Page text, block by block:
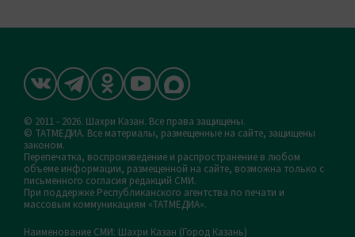
© 2011 - 2026. Шахри Казан. Все права защищены.
© ТАТМЕДИА. Все материалы, размещенные на сайте, защищены
законом.
Перепечатка, воспроизведение и распространение в любом
объеме информации, размещенной на сайте, возможна только с
письменного согласия редакций СМИ.
При поддержке Республиканского агентства по печати и
массовым коммуникациям «ТАТМЕДИА».
Наименование СМИ: Шахри Казан (Город Казань)